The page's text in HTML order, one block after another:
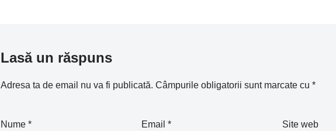
Lasă un răspuns
Adresa ta de email nu va fi publicată. Câmpurile obligatorii sunt marcate cu *
Nume * Email * Site web